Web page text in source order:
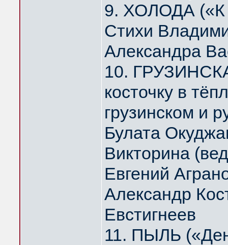
9. ХОЛОДА («К
Стихи
Александра
10.
косточку в
грузинском и
Булата
Викторина
Евгений
Александр
Евстигнеев
11. ПЫЛЬ